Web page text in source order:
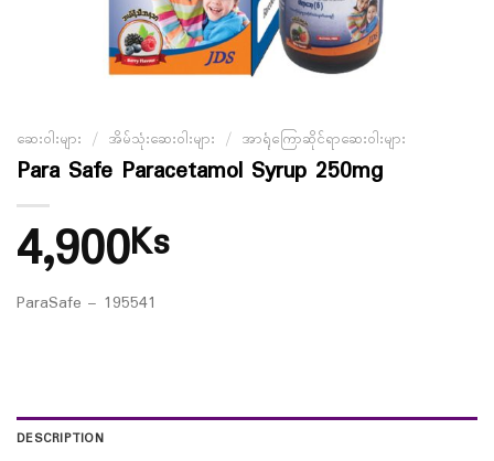
ဆေးဝါးများ / အိမ်သုံးဆေးဝါးများ / အာရုံကြောဆိုင်ရာဆေးဝါးများ
Para Safe Paracetamol Syrup 250mg
4,900Ks
ParaSafe – 195541
DESCRIPTION